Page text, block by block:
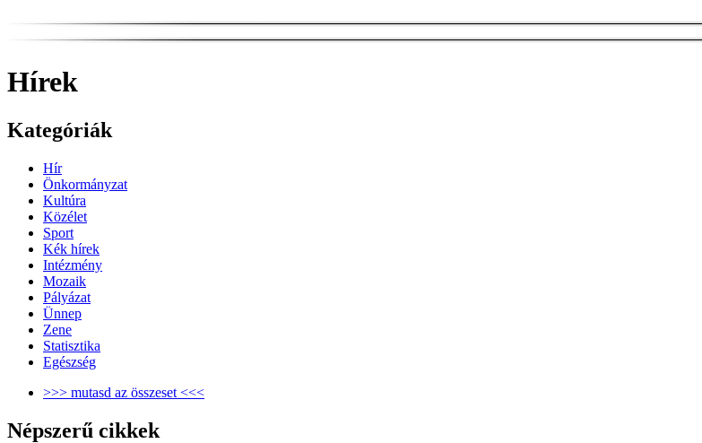
Hírek
Kategóriák
Hír
Önkormányzat
Kultúra
Közélet
Sport
Kék hírek
Intézmény
Mozaik
Pályázat
Ünnep
Zene
Statisztika
Egészség
>>> mutasd az összeset <<<
Népszerű cikkek